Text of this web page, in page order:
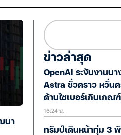
นา
ข่าวล่าสุด
OpenAI ระงับงานบ
Astra ชั่วคราว หวั่นค
ด้านไซเบอร์เกินเกณ
ปลอดภัย
16:24 น.
ทรัมป์เดินหน้าทุ่ม 3